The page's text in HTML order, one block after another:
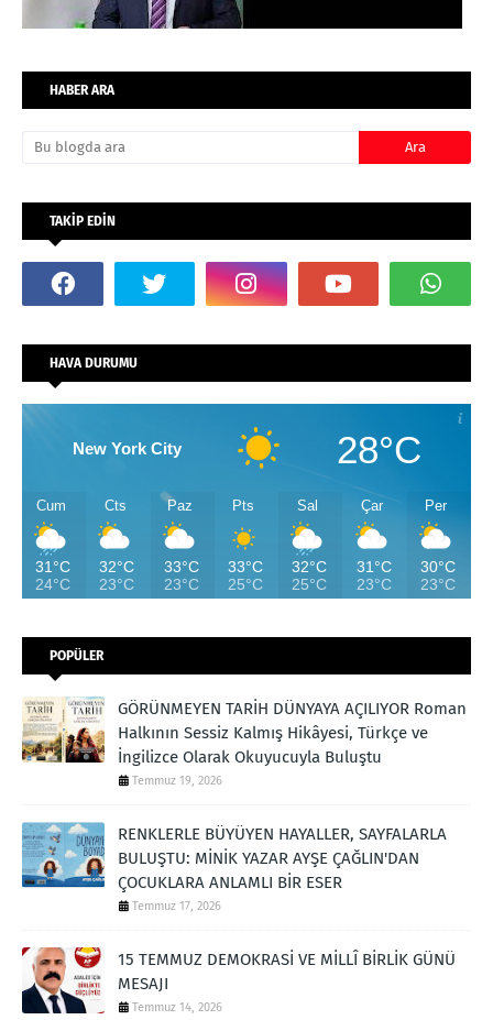
HABER ARA
TAKİP EDİN
HAVA DURUMU
New York City 28°C
Cum
31°C
24°C
Cts
32°C
23°C
Paz
33°C
23°C
Pts
33°C
25°C
Sal
32°C
25°C
Çar
31°C
23°C
Per
30°C
23°C
POPÜLER
GÖRÜNMEYEN TARİH DÜNYAYA AÇILIYOR Roman
Halkının Sessiz Kalmış Hikâyesi, Türkçe ve
İngilizce Olarak Okuyucuyla Buluştu
Temmuz 19, 2026
RENKLERLE BÜYÜYEN HAYALLER, SAYFALARLA
BULUŞTU: MİNİK YAZAR AYŞE ÇAĞLIN'DAN
ÇOCUKLARA ANLAMLI BİR ESER
Temmuz 17, 2026
15 TEMMUZ DEMOKRASİ VE MİLLÎ BİRLİK GÜNÜ
MESAJI
Temmuz 14, 2026